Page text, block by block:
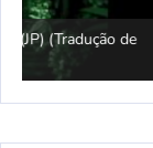
Longplay do
Fãs) – Parte 1/